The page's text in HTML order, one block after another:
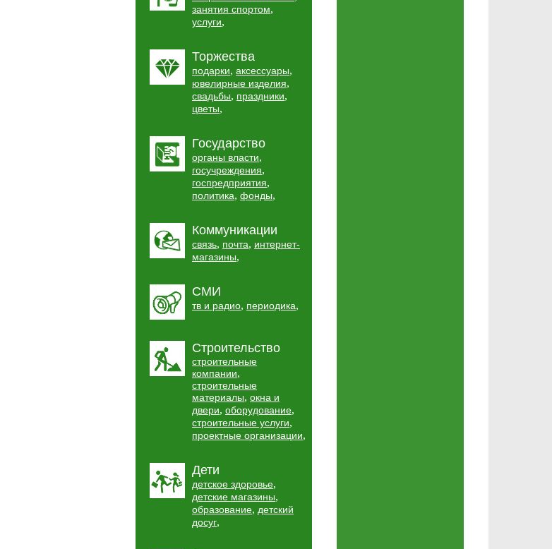
занятия спортом,
услуги,
Торжества
подарки, аксессуары,
ювелирные изделия,
свадьбы, праздники,
цветы,
Государство
органы власти,
госучреждения,
госпредприятия,
политика, фонды,
Коммуникации
связь, почта, интернет-
магазины,
СМИ
тв и радио, периодика,
Строительство
строительные
компании,
строительные
материалы, окна и
двери, оборудование,
строительные услуги,
проектные организации,
Дети
детское здоровье,
детские магазины,
образование, детский
досуг,